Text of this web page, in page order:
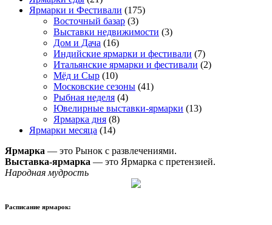
Ярмарки и Фестивали (175)
Восточный базар (3)
Выставки недвижимости (3)
Дом и Дача (16)
Индийские ярмарки и фестивали (7)
Итальянские ярмарки и фестивали (2)
Мёд и Сыр (10)
Московские сезоны (41)
Рыбная неделя (4)
Ювелирные выставки-ярмарки (13)
Ярмарка дня (8)
Ярмарки месяца (14)
Ярмарка — это Рынок с развлечениями.
Выставка-ярмарка — это Ярмарка с претензией.
Народная мудрость
Расписание ярмарок: